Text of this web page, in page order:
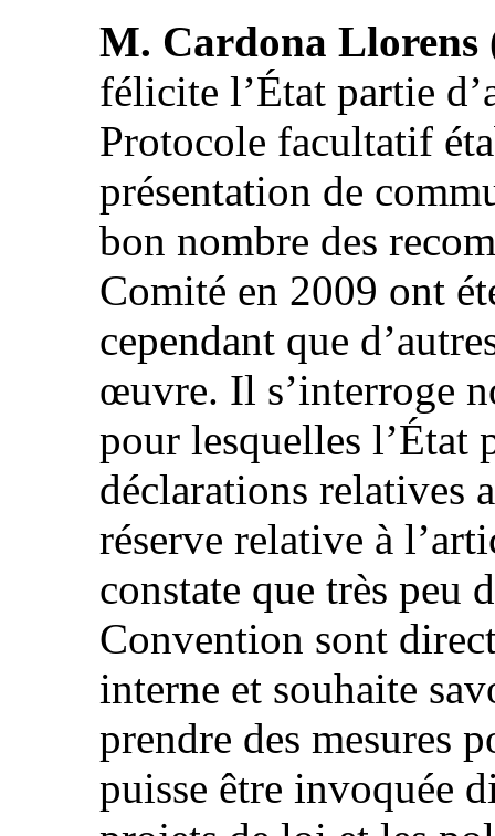
M. Cardona Llorens
félicite l’État partie
Protocole facultatif
présentation de
bon nombre des
Comité en 2009 ont
cependant que
œuvre. Il s’interroge
pour lesquelles l’État
déclarations relatives
réserve relative à
constate que très peu
Convention sont
interne et souhaite
prendre des mesures
puisse être invoquée